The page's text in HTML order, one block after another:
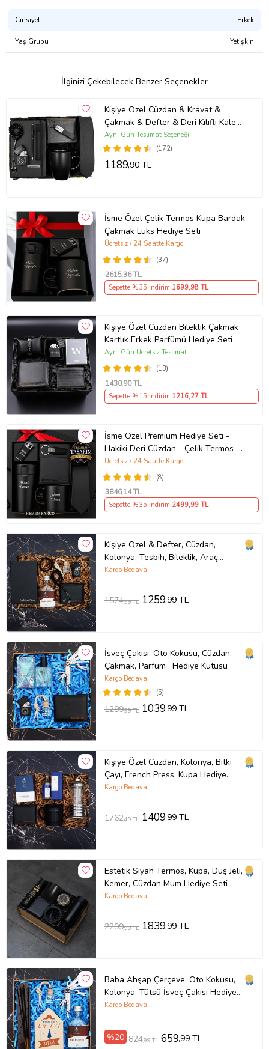
-Kişiye Özel İsveç Çakısı
-Kişiye Özel İsimli Suni Deri Cüzdan
-Kişiye Özel Metal Benzinli Çakmak
-Porselen Kupa Bardak
Cinsiyet Erkek
Yaş Grubu Yetişkin
İlginizi Çekebilecek Benzer Seçenekler
Kişiye Özel Cüzdan & Kravat &
Çakmak & Defter & Deri Kılıflı Kalem
&Anahtarlık & Tesbih&Siyah Kupa
Hediye Seti
(172)
Aynı Gün Teslimat Seçeneği
1189,90 TL
İsme Özel Çelik Termos Kupa Bardak
Çakmak Lüks Hediye Seti
(37)
Ücretsiz / 24 Saatte Kargo
2615,36 TL
Sepette %35 İndirim 1699,98 TL
Kişiye Özel Cüzdan Bileklik Çakmak
Kartlık Erkek Parfümü Hediye Seti
(13)
Aynı Gün Ücretsiz Teslimat
1430,90 TL
Sepette %15 İndirim 1216,27 TL
İsme Özel Premium Hediye Seti -
Hakiki Deri Cüzdan - Çelik Termos-
Çakmak - Kravat - Anahtarlık - Kupa
- Arkadaşa Eşe Sevgiliye Babaya
Lüks Set
(8)
Ücretsiz / 24 Saatte Kargo
3846,14 TL
Sepette %35 İndirim 2499,99 TL
Kişiye Özel & Defter, Cüzdan,
Kolonya, Tesbih, Bileklik, Araç
Kargo Bedava
1574,99 TL 1259,99 TL
İsveç Çakısı, Oto Kokusu, Cüzdan,
Çakmak, Parfüm , Hediye Kutusu
(5)
Kargo Bedava
1299,99 TL 1039,99 TL
Kişiye Özel Cüzdan, Kolonya, Bitki
Çayı, French Press, Kupa Hediye
Kutusu
Kargo Bedava
1762,49 TL 1409,99 TL
Estetik Siyah Termos, Kupa, Duş Jeli,
Kemer, Cüzdan Mum Hediye Seti
Kargo Bedava
2299,99 TL 1839,99 TL
Baba Ahşap Çerçeve, Oto Kokusu,
Kolonya, Tütsü İsveç Çakısı Hediye
Kutusu
Kargo Bedava
%20 824,99 TL 659,99 TL